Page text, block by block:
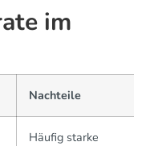
im
Nachteile
Häufig starke